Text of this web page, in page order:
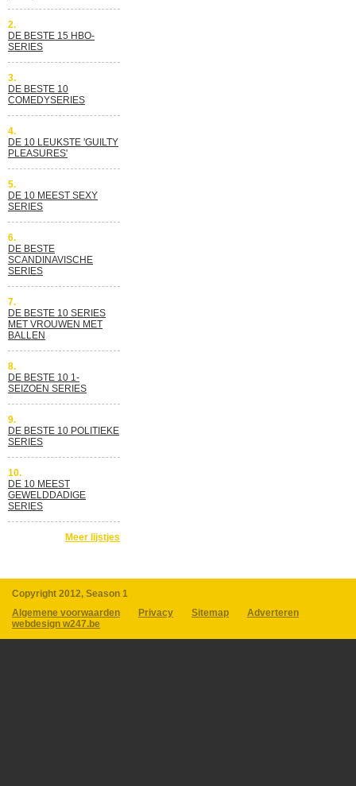
2.
DE BESTE 15 HBO-
SERIES
3.
DE BESTE 10
COMEDYSERIES
4.
DE 10 LEUKSTE 'GUILTY
PLEASURES'
5.
DE 10 MEEST SEXY
SERIES
6.
DE BESTE
SCANDINAVISCHE
SERIES
7.
DE BESTE 10 SERIES
MET VROUWEN MET
BALLEN
8.
DE BESTE 10 1-
SEIZOEN SERIES
9.
DE BESTE 10 POLITIEKE
SERIES
10.
DE 10 MEEST
GEWELDDADIGE
SERIES
Meer lijstjes
Copyright 2012, Season 1
Algemene voorwaarden
Privacy Sitemap
Adverteren
webdesign w247.be